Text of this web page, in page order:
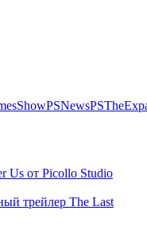
PSNews
Us от Picollo Studio
трейлер The Last